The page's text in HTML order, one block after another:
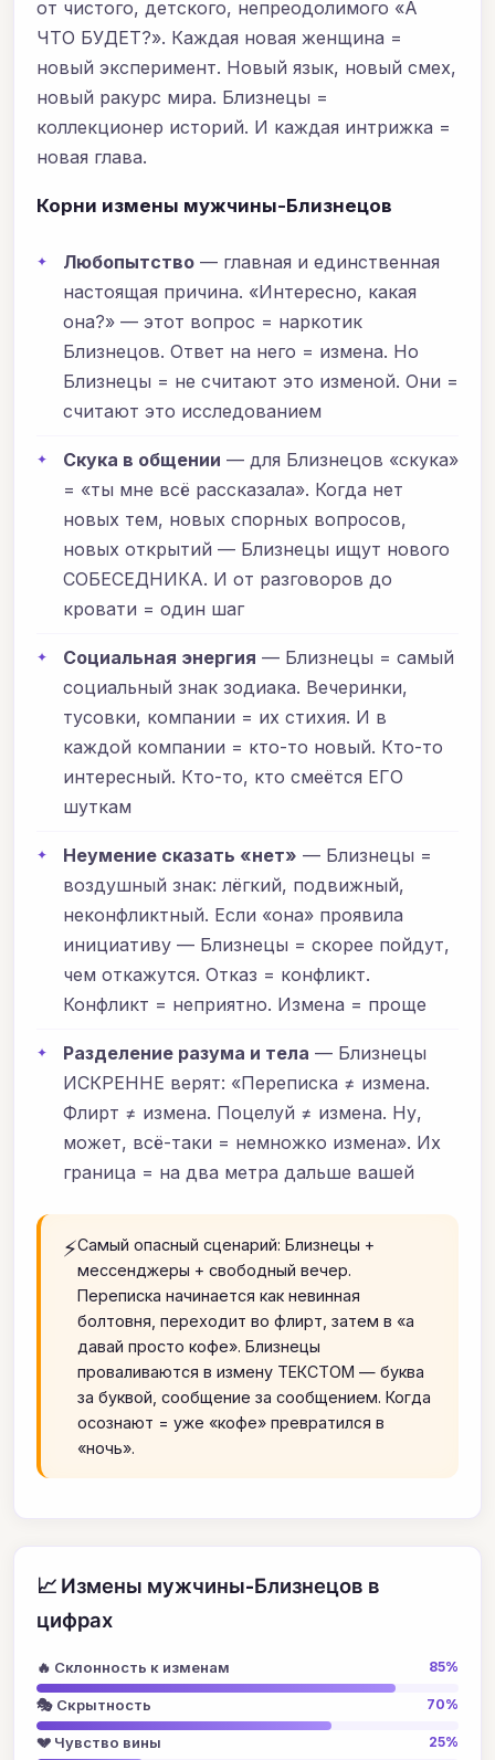
от чистого, детского, непреодолимого «А
ЧТО БУДЕТ?». Каждая новая женщина =
новый эксперимент. Новый язык, новый смех,
новый ракурс мира. Близнецы =
коллекционер историй. И каждая интрижка =
новая глава.
Корни измены мужчины-Близнецов
Любопытство — главная и единственная
настоящая причина. «Интересно, какая
она?» — этот вопрос = наркотик
Близнецов. Ответ на него = измена. Но
Близнецы = не считают это изменой. Они =
считают это исследованием
Скука в общении — для Близнецов «скука»
= «ты мне всё рассказала». Когда нет
новых тем, новых спорных вопросов,
новых открытий — Близнецы ищут нового
СОБЕСЕДНИКА. И от разговоров до
кровати = один шаг
Социальная энергия — Близнецы = самый
социальный знак зодиака. Вечеринки,
тусовки, компании = их стихия. И в
каждой компании = кто-то новый. Кто-то
интересный. Кто-то, кто смеётся ЕГО
шуткам
Неумение сказать «нет» — Близнецы =
воздушный знак: лёгкий, подвижный,
неконфликтный. Если «она» проявила
инициативу — Близнецы = скорее пойдут,
чем откажутся. Отказ = конфликт.
Конфликт = неприятно. Измена = проще
Разделение разума и тела — Близнецы
ИСКРЕННЕ верят: «Переписка ≠ измена.
Флирт ≠ измена. Поцелуй ≠ измена. Ну,
может, всё-таки = немножко измена». Их
граница = на два метра дальше вашей
⚡Самый опасный сценарий: Близнецы +
мессенджеры + свободный вечер.
Переписка начинается как невинная
болтовня, переходит во флирт, затем в «а
давай просто кофе». Близнецы
проваливаются в измену ТЕКСТОМ — буква
за буквой, сообщение за сообщением. Когда
осознают = уже «кофе» превратился в
«ночь».
📈 Измены мужчины-Близнецов в
цифрах
🔥 Склонность к изменам 85%
🎭 Скрытность 70%
💔 Чувство вины 25%